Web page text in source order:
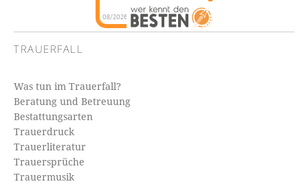
08/2026
TRAUERFALL
Was tun im Trauerfall?
Beratung und Betreuung
Bestattungsarten
Trauerdruck
Trauerliteratur
Trauersprüche
Trauermusik